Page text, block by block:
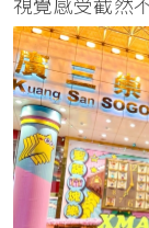
視覺感受截然